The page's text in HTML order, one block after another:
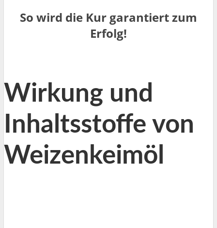
So wird die Kur garantiert zum
Erfolg!
Wirkung und
Inhaltsstoffe von
Weizenkeimöl